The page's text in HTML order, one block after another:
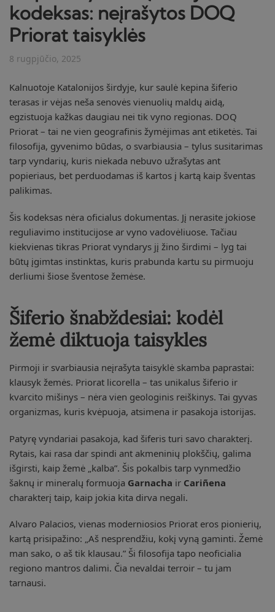
kodeksas: neįrašytos DOQ
Priorat taisyklės
8 rugpjūčio, 2025
Kalnuotoje Katalonijos širdyje, kur saulė kepina šiferio
terasas ir vėjas neša senovės vienuolių maldų aidą,
egzistuoja kažkas daugiau nei tik vyno regionas. DOQ
Priorat – tai ne vien geografinis žymėjimas ant etiketės. Tai
filosofija, gyvenimo būdas, o svarbiausia – tylus susitarimas
tarp vyndarių, kuris niekada nebuvo užrašytas ant
popieriaus, bet perduodamas iš kartos į kartą kaip šventas
palikimas.
Šis kodeksas nėra oficialus dokumentas. Jį nerasite jokiose
reguliavimo institucijose ar vyno vadovėliuose. Tačiau
kiekvienas tikras Priorat vyndarys jį žino širdimi – lyg tai
būtų įgimtas instinktas, kuris prabunda kartu su pirmuoju
derliumi šiose šventose žemėse.
Šiferio šnabždesiai: kodėl
žemė diktuoja taisykles
Pirmoji ir svarbiausia neįrašyta taisyklė skamba paprastai:
klausyk žemės. Priorat licorella – tas unikalus šiferio ir
kvarcito mišinys – nėra vien geologinis reiškinys. Tai gyvas
organizmas, kuris kvėpuoja, atsimena ir pasakoja istorijas.
Patyrę vyndariai pasakoja, kad šiferis turi savo charakterį.
Rytais, kai rasa dar spindi ant akmeninių plokščių, galima
išgirsti, kaip žemė „kalba”. Šis pokalbis tarp vynmedžio
šaknų ir mineralų formuoja Garnacha ir Cariñena
charakterį taip, kaip jokia kita dirva negali.
Alvaro Palacios, vienas moderniosios Priorat eros pionierių,
kartą prisipažino: „Aš nesprendžiu, kokį vyną gaminti. Žemė
man sako, o aš tik klausau.” Ši filosofija tapo neoficialia
regiono mantros dalimi. Čia nevaldai terroir – tu jam
tarnausi.